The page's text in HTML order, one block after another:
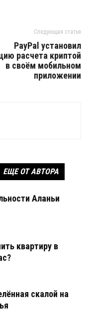
Следующая статья
PayPal установил
расчета криптой
в своём мобильном
приложении
ЕЩЕ ОТ АВТОРА
Аланьи
квартиру в
скалой на